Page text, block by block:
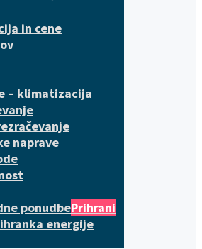
in cene
– klimatizacija
naprave
ponudbePrihrani
energije